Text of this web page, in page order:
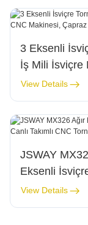
3 Eksenli
İş Mili İsviçre
Çapraz Canlı
View Details
JSWAY
Eksenli
CNC Torna
View Details